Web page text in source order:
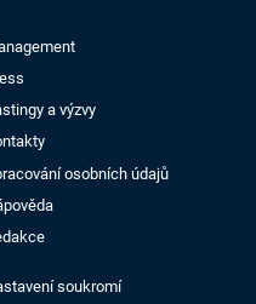
a výzvy
osobních údajů
soukromí